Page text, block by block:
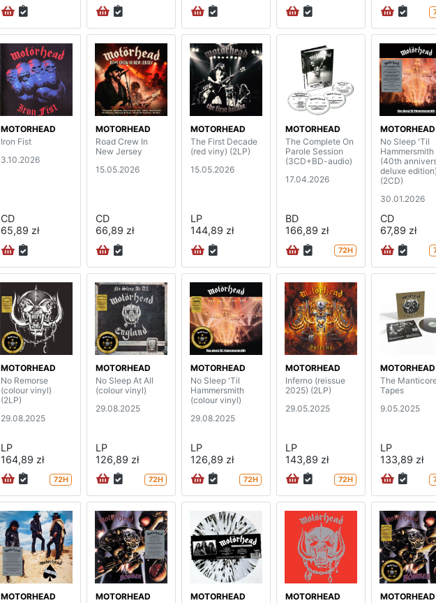
MOTORHEAD
Iron Fist
3.10.2026
CD
65,89 zł
MOTORHEAD
Road Crew In
New Jersey
15.05.2026
CD
66,89 zł
MOTORHEAD
The First Decade
(red viny) (2LP)
15.05.2026
LP
144,89 zł
MOTORHEAD
The Complete On
Parole Session
(3CD+BD-audio)
17.04.2026
BD
166,89 zł
72H
MOTORHEAD
No Sleep 'Til
Hammersmith
(40th
deluxe
(2CD)
30.01.2026
CD
67,89 zł
MOTORHEAD
No Remorse
(colour vinyl)
(2LP)
29.08.2025
LP
164,89 zł
72H
MOTORHEAD
No Sleep At All
(colour vinyl)
29.08.2025
LP
126,89 zł
72H
MOTORHEAD
No Sleep 'Til
Hammersmith
(colour vinyl)
29.08.2025
LP
126,89 zł
72H
MOTORHEAD
Inferno (reissue
2025) (2LP)
29.05.2025
LP
143,89 zł
72H
MOTORHEAD
The
Tapes
9.05.2025
LP
133,89 zł
MOTORHEAD
MOTORHEAD
MOTORHEAD
MOTORHEAD
MOTORHEAD